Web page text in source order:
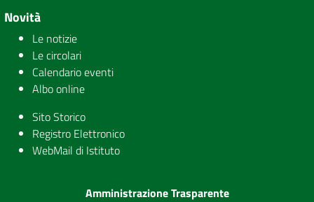
Novità
Le notizie
Le circolari
Calendario eventi
Albo online
Sito Storico
Registro Elettronico
WebMail di Istituto
Amministrazione Trasparente